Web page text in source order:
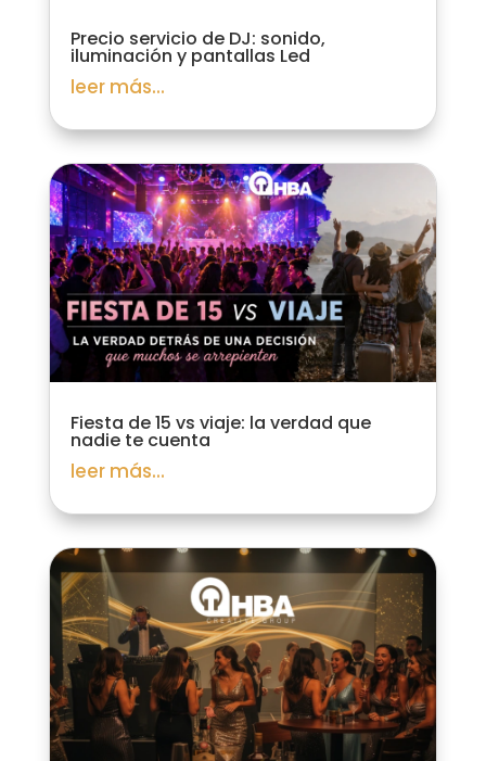
Precio servicio de DJ: sonido,
iluminación y pantallas Led
leer más...
Fiesta de 15 vs viaje: la verdad que
nadie te cuenta
leer más...